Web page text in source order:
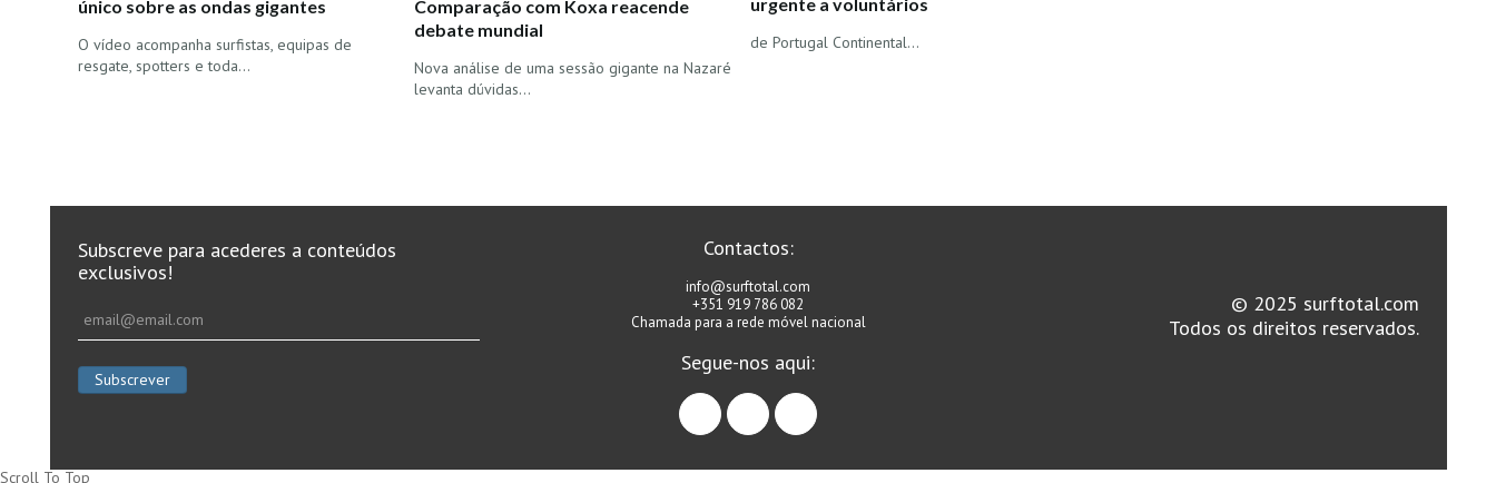
único sobre as ondas gigantes
O vídeo acompanha surfistas, equipas de
resgate, spotters e toda…
Comparação com Koxa reacende
debate mundial
Nova análise de uma sessão gigante na Nazaré
levanta dúvidas…
urgente a voluntários
de Portugal Continental...
Subscreve para acederes a conteúdos
exclusivos!
Contactos:
info@surftotal.com
+351 919 786 082
Chamada para a rede móvel nacional
Segue-nos aqui:
facebookinstagramlinkedin
© 2025 surftotal.com
Todos os direitos reservados.
Scroll To Top